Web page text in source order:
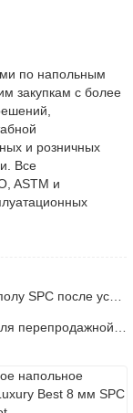
по напольным
закупкам с более
и розничных
Все
ASTM и